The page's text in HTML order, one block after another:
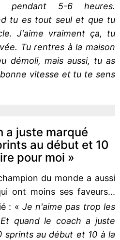
5-6 heures.
tu es tout seul et que tu
J'aime vraiment ça, tu
Tu rentres à la maison
démoli, mais aussi, tu as
vitesse et tu te sens
a juste marqué
au début et 10
pour moi »
du monde a aussi
ont moins ses faveurs...
: « Je n'aime pas trop les
quand le coach a juste
sprints au début et 10 à la